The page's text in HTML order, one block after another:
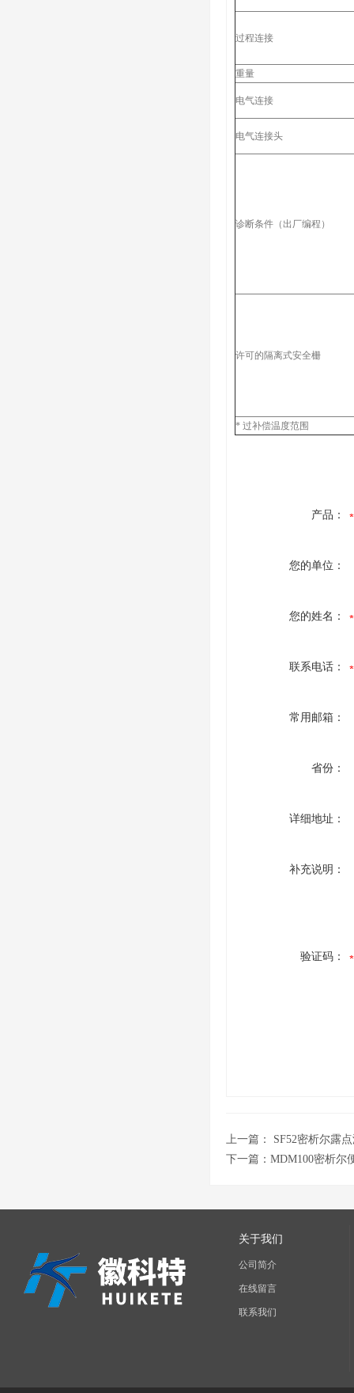
过程连接
重量
电气连接
电气连接头
诊断条件（出厂编程）
许可的隔离式安全栅
* 过补偿温度范围
产品：
您的单位：
您的姓名：
联系电话：
常用邮箱：
省份：
详细地址：
补充说明：
验证码：
上一篇： SF52密析尔露
下一篇： MDM100密析尔
关于我们
公司简介
在线留言
联系我们